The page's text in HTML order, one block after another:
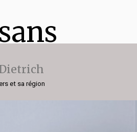
et sa région